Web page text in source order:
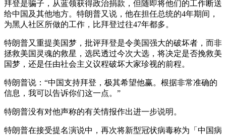
拜登是骗子，从蓝领获得政治捐款，但随即将他们的工作断送
给中国及其他地方。特朗普又说，他在担任总统的4年期间，
为黑人社区所做的工作，比拜登过往47年都多。
特朗普又重提美国梦，批评拜登是令美国强大的破坏者，而非
拯救美国灵魂的救星，选民透过今次大选，将决定是否挽救美
国梦，还是任由社会主义议程破坏大家珍视的前程。
特朗普说：“中国支持拜登，极其希望他赢。根据非常准确的
信息，我可以告诉你们这一点。”
特朗普没有对他声称的有关情报作出进一步说明。
特朗普在接受提名演说中，再次将新型冠状病毒称为「中国病